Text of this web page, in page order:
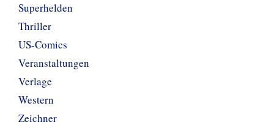
Superhelden
Thriller
US-Comics
Veranstaltungen
Verlage
Western
Zeichner